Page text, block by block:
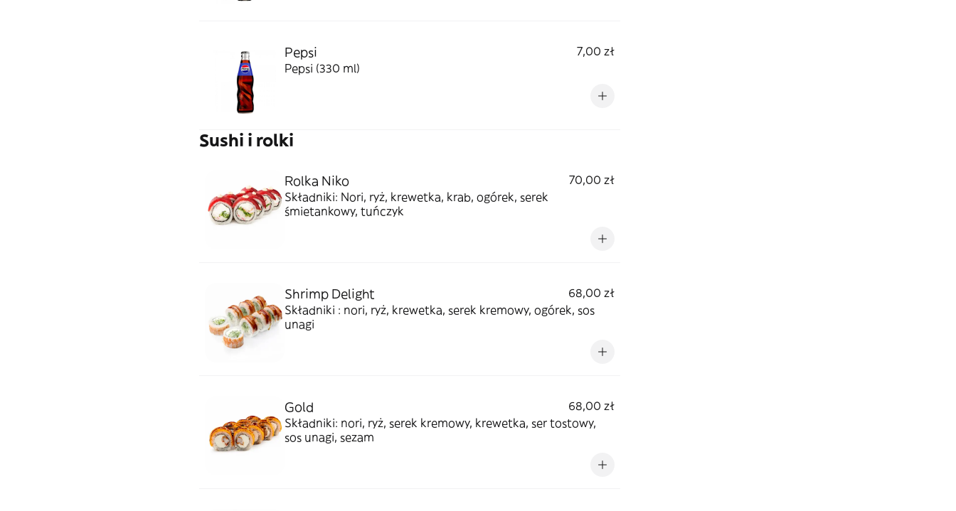
Pepsi
7,00 zł
Pepsi (330 ml)
Sushi i rolki
Rolka Niko
70,00 zł
Składniki: Nori, ryż, krewetka, krab, ogórek, serek
śmietankowy, tuńczyk
Shrimp Delight
68,00 zł
Składniki : nori, ryż, krewetka, serek kremowy, ogórek, sos
unagi
Gold
68,00 zł
Składniki: nori, ryż, serek kremowy, krewetka, ser tostowy,
sos unagi, sezam